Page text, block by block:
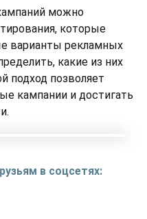
можно
которые
варианты рекламных
какие из них
подход позволяет
кампании и достигать
в соцсетях: